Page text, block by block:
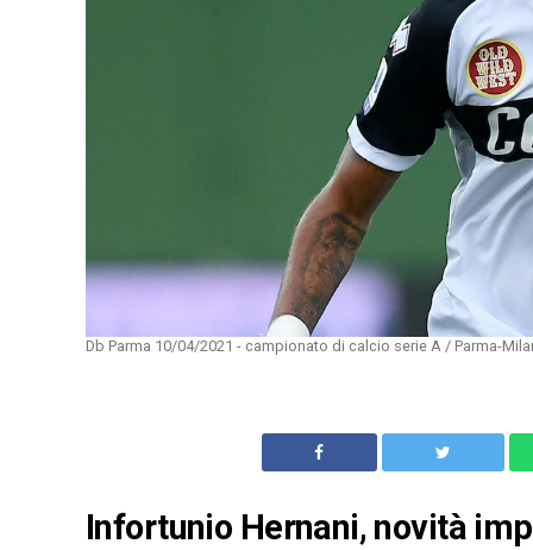
Db Parma 10/04/2021 - campionato di calcio serie A / Parma-
Infortunio Hernani, novità